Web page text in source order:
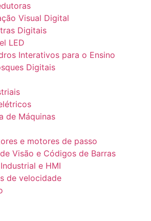
Visual Digital
Digitais
LED
Interativos para o Ensino
Digitais
de Máquinas
e motores de passo
Visão e Códigos de Barras
e HMI
de velocidade